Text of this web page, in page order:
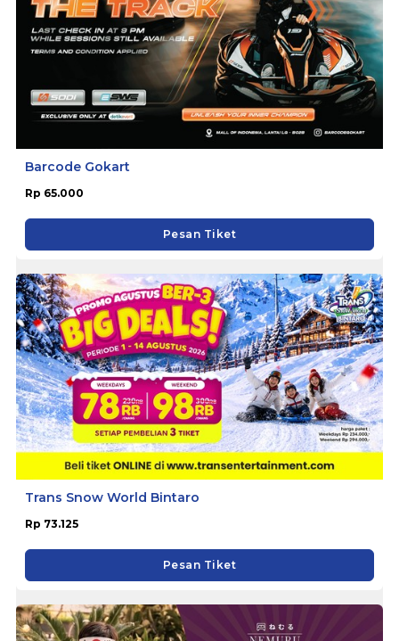
Barcode Gokart
Rp 65.000
Pesan Tiket
Trans Snow World Bintaro
Rp 73.125
Pesan Tiket